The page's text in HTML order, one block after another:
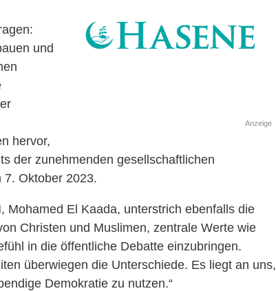
Anzeige
und
hervor,
der zunehmenden gesellschaftlichen
7. Oktober 2023.
Mohamed El Kaada, unterstrich ebenfalls die
Christen und Muslimen, zentrale Werte wie
in die öffentliche Debatte einzubringen.
überwiegen die Unterschiede. Es liegt an uns,
Demokratie zu nutzen.“